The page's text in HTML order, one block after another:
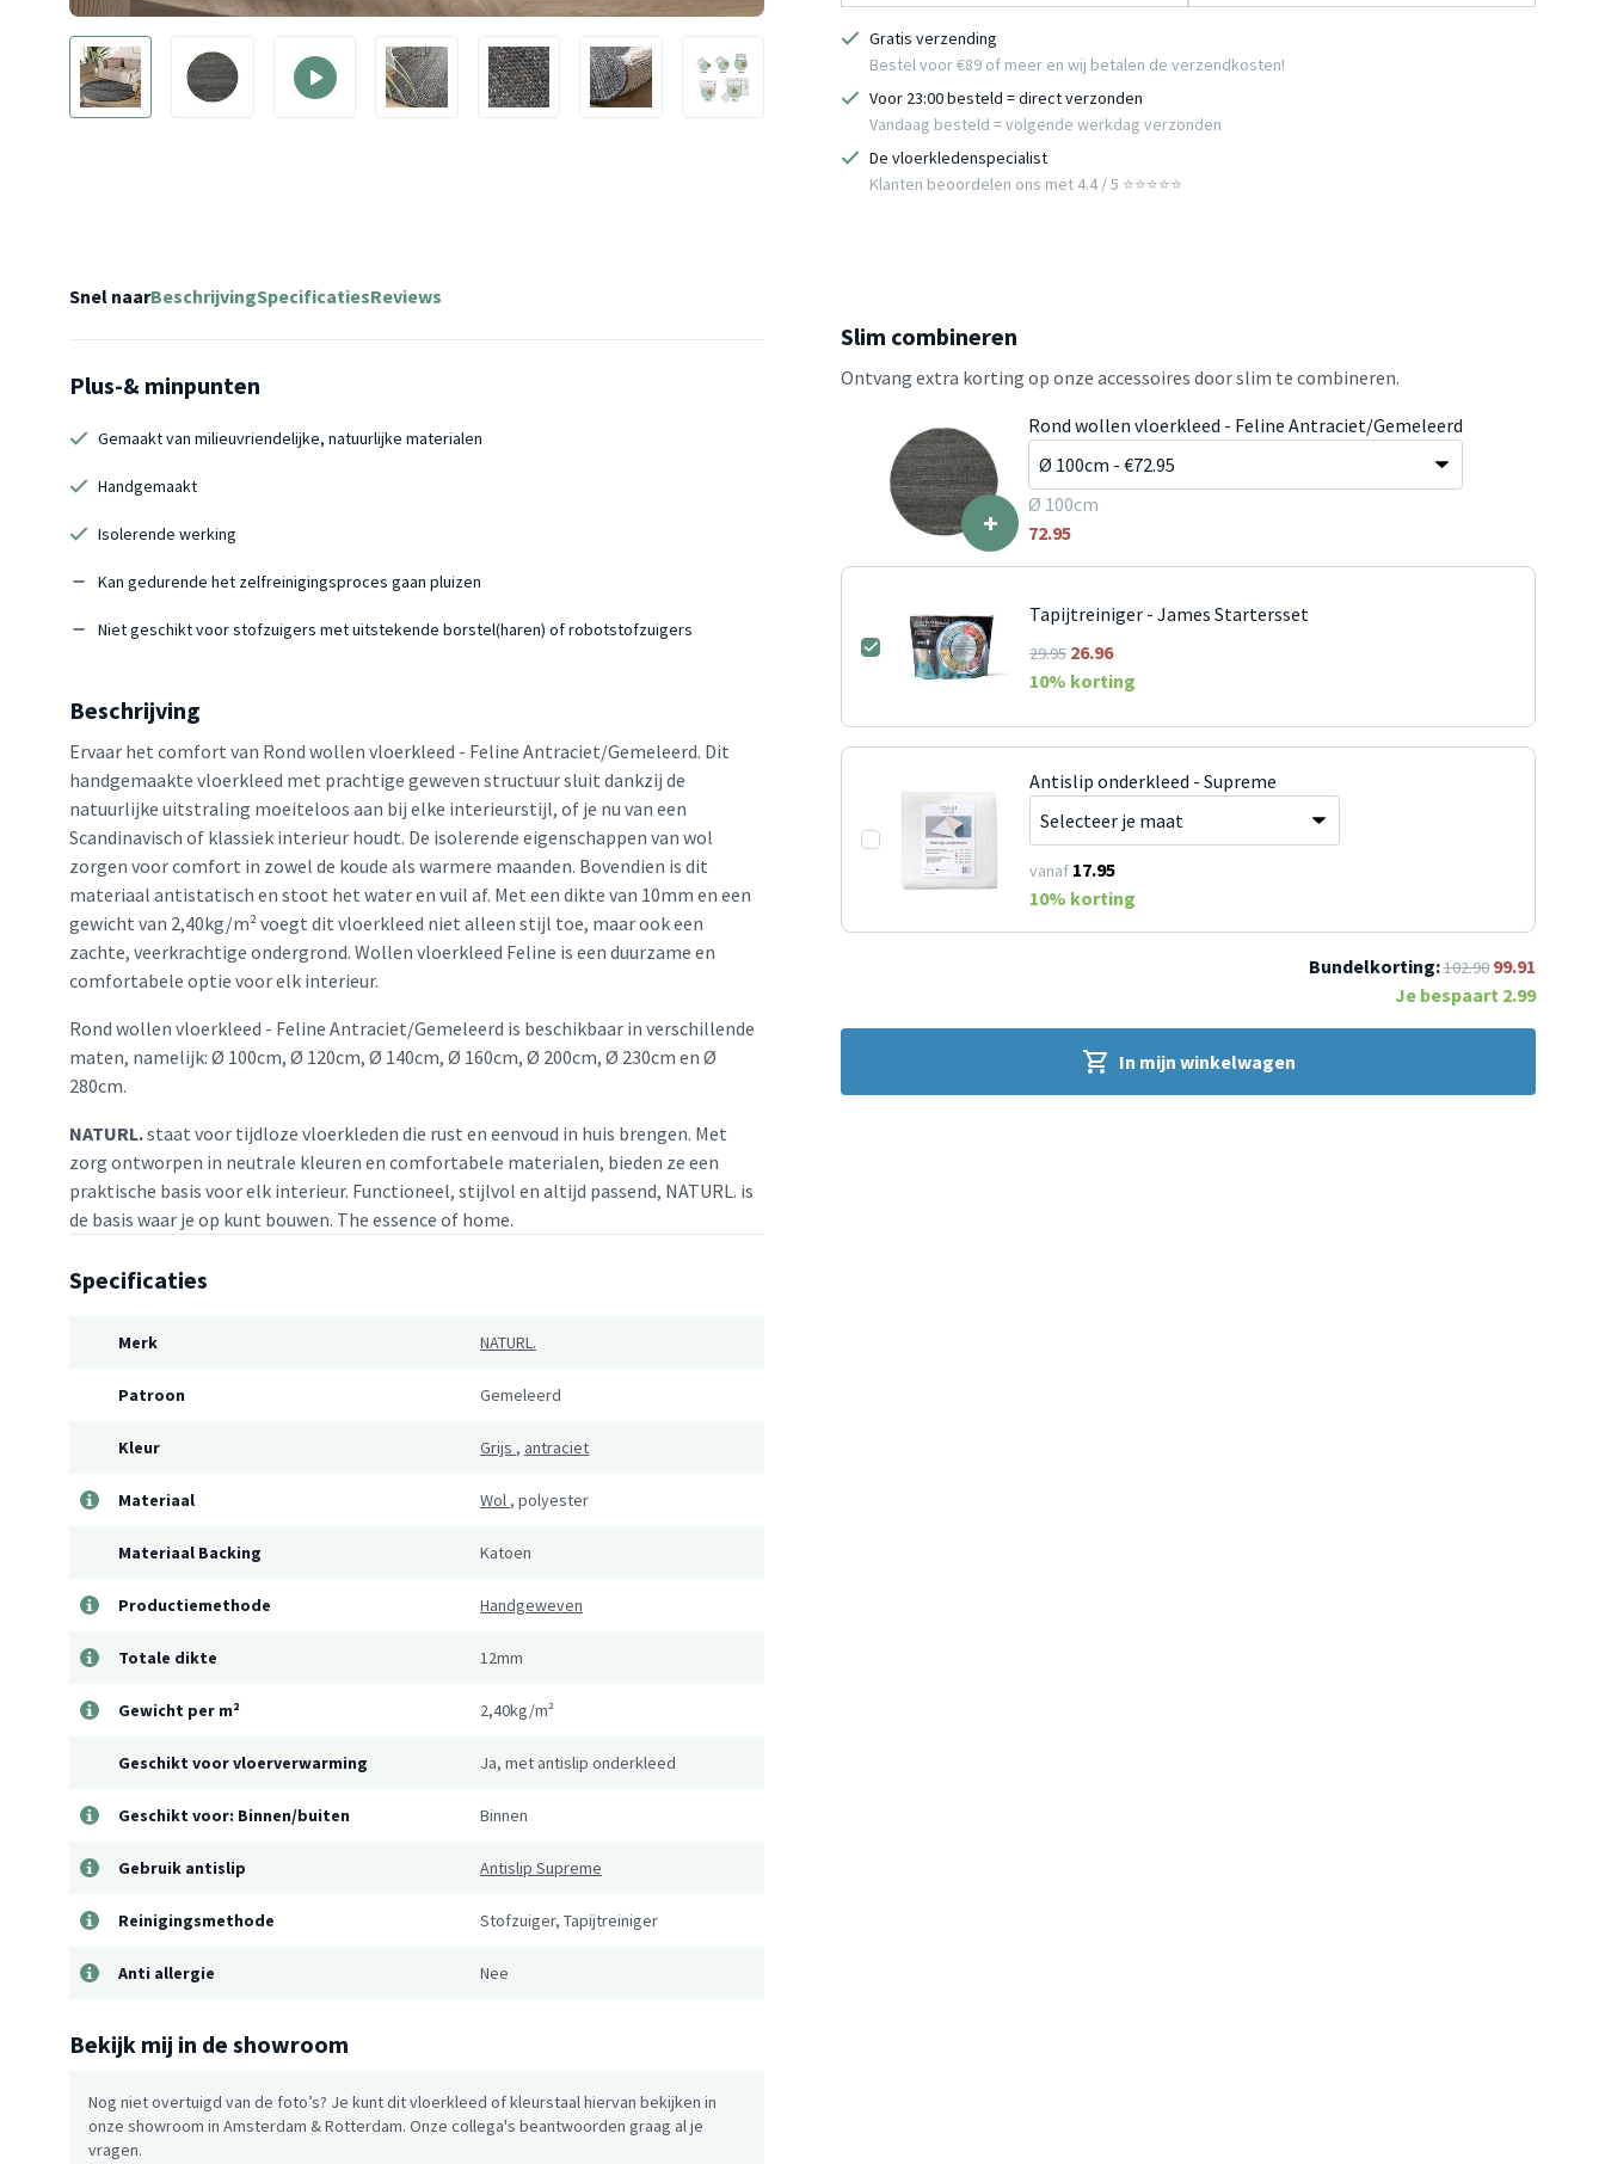
Gratis verzending
Bestel voor €89 of meer en wij betalen de verzendkosten!
Voor 23:00 besteld = direct verzonden
Vandaag besteld = volgende werkdag verzonden
De vloerkledenspecialist
Klanten beoordelen ons met 4.4 / 5 ⭐⭐⭐⭐⭐
Snel naarBeschrijvingSpecificatiesReviews
Plus-& minpunten
Gemaakt van milieuvriendelijke, natuurlijke materialen
Handgemaakt
Isolerende werking
Kan gedurende het zelfreinigingsproces gaan pluizen
Niet geschikt voor stofzuigers met uitstekende borstel(haren) of robotstofzuigers
Beschrijving
Ervaar het comfort van Rond wollen vloerkleed - Feline Antraciet/Gemeleerd. Dit
handgemaakte vloerkleed met prachtige geweven structuur sluit dankzij de
natuurlijke uitstraling moeiteloos aan bij elke interieurstijl, of je nu van een
Scandinavisch of klassiek interieur houdt. De isolerende eigenschappen van wol
zorgen voor comfort in zowel de koude als warmere maanden. Bovendien is dit
materiaal antistatisch en stoot het water en vuil af. Met een dikte van 10mm en een
gewicht van 2,40kg/m² voegt dit vloerkleed niet alleen stijl toe, maar ook een
zachte, veerkrachtige ondergrond. Wollen vloerkleed Feline is een duurzame en
comfortabele optie voor elk interieur.
Rond wollen vloerkleed - Feline Antraciet/Gemeleerd is beschikbaar in verschillende
maten, namelijk: Ø 100cm, Ø 120cm, Ø 140cm, Ø 160cm, Ø 200cm, Ø 230cm en Ø
280cm.
NATURL.staat voor tijdloze vloerkleden die rust en eenvoud in huis brengen. Met
zorg ontworpen in neutrale kleuren en comfortabele materialen, bieden ze een
praktische basis voor elk interieur. Functioneel, stijlvol en altijd passend, NATURL. is
de basis waar je op kunt bouwen. The essence of home.
Specificaties
Merk NATURL.
Patroon Gemeleerd
Kleur Grijs , antraciet
Materiaal Wol , polyester
Materiaal Backing Katoen
Productiemethode Handgeweven
Totale dikte 12mm
Gewicht per m² 2,40kg/m²
Geschikt voor vloerverwarming Ja, met antislip onderkleed
Geschikt voor: Binnen/buiten Binnen
Gebruik antislip Antislip Supreme
Reinigingsmethode Stofzuiger, Tapijtreiniger
Anti allergie Nee
Bekijk mij in de showroom
Nog niet overtuigd van de foto’s? Je kunt dit vloerkleed of kleurstaal hiervan bekijken in
onze showroom in Amsterdam & Rotterdam. Onze collega's beantwoorden graag al je
vragen.
Slim combineren
Ontvang extra korting op onze accessoires door slim te combineren.
+
Rond wollen vloerkleed - Feline Antraciet/Gemeleerd
Ø 100cm
72.95
Tapijtreiniger - James Startersset
29.95 26.96
10% korting
Antislip onderkleed - Supreme
vanaf 17.95
10% korting
Bundelkorting:102.90 99.91
Je bespaart 2.99
In mijn winkelwagen